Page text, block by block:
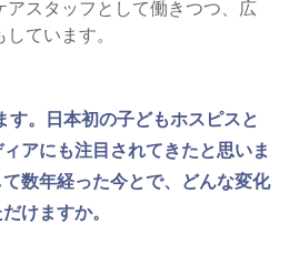
アスタッフとして働きつつ、広
ています。
。日本初の子どもホスピスと
アにも注目されてきたと思いま
数年経った今とで、どんな変化
けますか。